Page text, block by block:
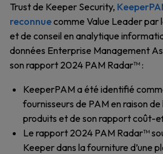
Trust de Keeper Security,
reconnuecomme Value Leader par
et de conseil en analytique
données Enterprise Management
son rapport 2024 PAM Radar™ :
KeeperPAM a été identifié
fournisseurs de PAM en raison
produits et de son rapport coût-
Le rapport 2024 PAM Radar™
Keeper dans la fourniture d’une